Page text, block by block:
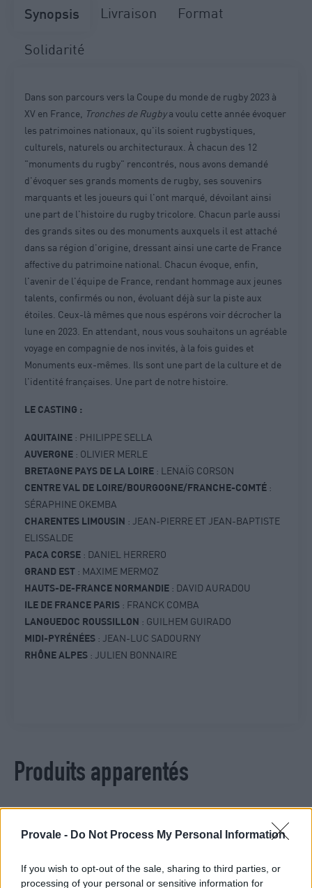
Provale - Do Not Process My Personal Information
If you wish to opt-out of the sale, sharing to third parties, or
processing of your personal or sensitive information for
Synopsis Livraison Format
Solidarité
Dans son parcours vers la Coupe du monde de rugby 2023 à
XV en France, Tronches de Rugbya voulu cette année évoquer
les patrimoines nationaux, qu'ils soient rugbystiques,
culturels, naturels ou architecturaux. À chacun des 12
"monuments du rugby" rencontrés, nous avons demandé
d'évoquer ses grands moments de rugby, ses souvenirs
marquants et les joueurs qui l'ont marqué, dévoilant ainsi
une part de l'histoire du rugby tricolore. Chacun parle aussi
des grands sites ou des monuments auxquels il est attaché
dans sa région d'origine, dressant ainsi une carte de France
affective du patrimoine national. Chacun évoque, enfin,
l'avenir de l'équipe de France, rendant hommage aux jeunes
talents, confirmés ou non, évoluant déjà sur la piste aux
étoiles. Ceux-là mêmes que nous espérons voir décrocher la
lune en 2023. En attendant, nous vous souhaitons un agréable
voyage en compagnie de nos invités, à la fois guides et
Monuments eux-mêmes. Ils sont une part de la culture et de
l'identité françaises. Une part de notre histoire.
LE CASTING :
AQUITAINE : PHILIPPE SELLA
AUVERGNE : OLIVIER MERLE
BRETAGNE PAYS DE LA LOIRE : LENAÏG CORSON
CENTRE VAL DE LOIRE/BOURGOGNE/FRANCHE-COMTÉ :
SÉRAPHINE OKEMBA
CHARENTES LIMOUSIN : JEAN-PIERRE ET JEAN-BAPTISTE
ELISSALDE
PACA CORSE : DANIEL HERRERO
GRAND EST : MAXIME MERMOZ
HAUTS-DE-FRANCE NORMANDIE : DAVID AURADOU
ILE DE FRANCE PARIS : FRANCK COMBA
LANGUEDOC ROUSSILLON : GUILHEM GUIRADO
MIDI-PYRÉNÉES : JEAN-LUC SADOURNY
RHÔNE ALPES : JULIEN BONNAIRE
Produits apparentés